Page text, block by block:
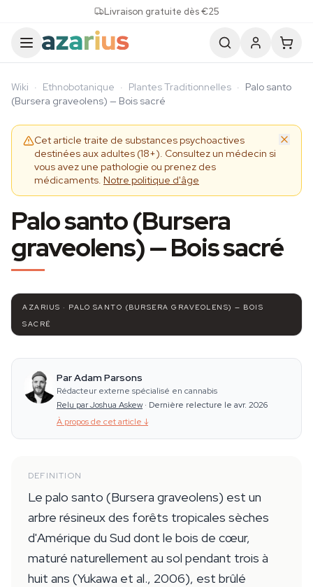
Livraison gratuite dès €25
Wiki · Ethnobotanique · Plantes Traditionnelles · Palo santo
(Bursera graveolens) — Bois sacré
Cet article traite de substances psychoactives
destinées aux adultes (18+). Consultez un médecin si
vous avez une pathologie ou prenez des
médicaments. Notre politique d'âge
Palo santo (Bursera
graveolens) — Bois sacré
AZARIUS · PALO SANTO (BURSERA GRAVEOLENS) — BOIS
SACRÉ
Par Adam Parsons
Rédacteur externe spécialisé en cannabis
Relu par Joshua Askew · Dernière relecture le avr. 2026
À propos de cet article ↓
DEFINITION
Le palo santo (Bursera graveolens) est un
arbre résineux des forêts tropicales sèches
d'Amérique du Sud dont le bois de cœur,
maturé naturellement au sol pendant trois à
huit ans (Yukawa et al., 2006), est brûlé